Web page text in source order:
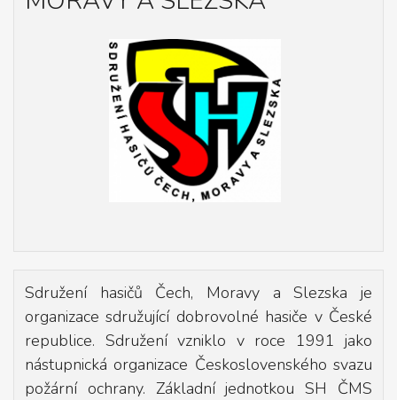
Sdružení hasičů Čech, Moravy a Slezska je
organizace sdružující dobrovolné hasiče v České
republice. Sdružení vzniklo v roce 1991 jako
nástupnická organizace Československého svazu
požární ochrany. Základní jednotkou SH ČMS